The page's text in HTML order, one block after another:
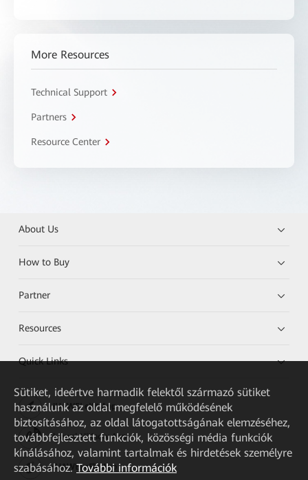
More Resources
Technical Support
Partners
Resource Center
About Us
How to Buy
Partner
Resources
Quick Links
HUAWEI eKit App
Huawei HiKnow App
HUAWEI eFly App
Sütiket, ideértve harmadik felektől származó sütiket
használunk az oldal megfelelő működésének
biztosításához, az oldal látogatottságának elemzéséhez,
továbbfejlesztett funkciók, közösségi média funkciók
kínálásához, valamint tartalmak és hirdetések személyre
szabásához. További információk